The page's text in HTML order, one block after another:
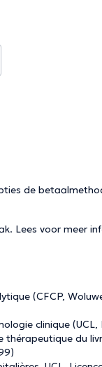
de
Lees voor meer
(CFCP,
clinique
du